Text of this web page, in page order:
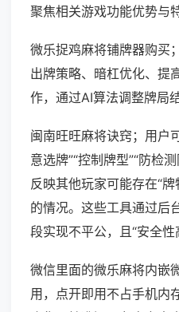
聚焦相关游戏功能优势与
微乐捉鸡麻将铺牌器购买
出牌策略、暗杠优化、提
作，通过AI算法调整牌局
闽南旺旺麻将诀窍；用户
意选牌”“控制牌型”“防检
反映其他玩家可能存在“
的情况。这些工具通过后
段实现不平公，且“安全性
微信里面的微乐麻将内嵌
用，点开即用不占手机内